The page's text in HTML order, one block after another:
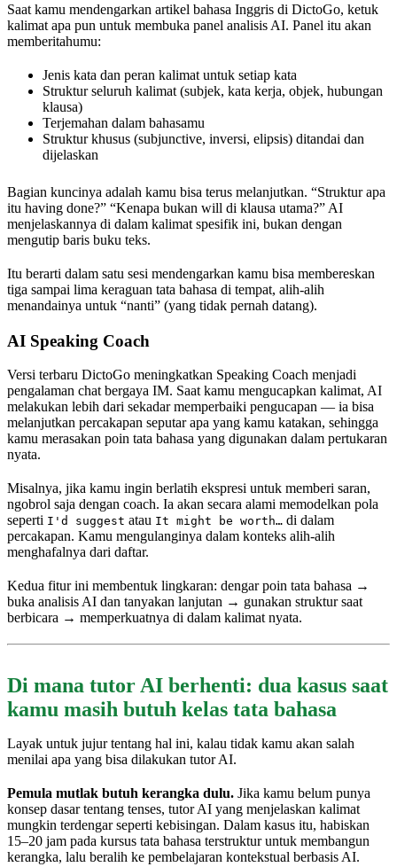
Saat kamu mendengarkan artikel bahasa Inggris di DictoGo, ketuk
kalimat apa pun untuk membuka panel analisis AI. Panel itu akan
memberitahumu:
Jenis kata dan peran kalimat untuk setiap kata
Struktur seluruh kalimat (subjek, kata kerja, objek, hubungan
klausa)
Terjemahan dalam bahasamu
Struktur khusus (subjunctive, inversi, elipsis) ditandai dan
dijelaskan
Bagian kuncinya adalah kamu bisa terus melanjutkan. “Struktur apa
itu having done?” “Kenapa bukan will di klausa utama?” AI
menjelaskannya di dalam kalimat spesifik ini, bukan dengan
mengutip baris buku teks.
Itu berarti dalam satu sesi mendengarkan kamu bisa membereskan
tiga sampai lima keraguan tata bahasa di tempat, alih-alih
menandainya untuk “nanti” (yang tidak pernah datang).
AI Speaking Coach
Versi terbaru DictoGo meningkatkan Speaking Coach menjadi
pengalaman chat bergaya IM. Saat kamu mengucapkan kalimat, AI
melakukan lebih dari sekadar memperbaiki pengucapan — ia bisa
melanjutkan percakapan seputar apa yang kamu katakan, sehingga
kamu merasakan poin tata bahasa yang digunakan dalam pertukaran
nyata.
Misalnya, jika kamu ingin berlatih ekspresi untuk memberi saran,
ngobrol saja dengan coach. Ia akan secara alami memodelkan pola
seperti I'd suggest atau It might be worth… di dalam
percakapan. Kamu mengulanginya dalam konteks alih-alih
menghafalnya dari daftar.
Kedua fitur ini membentuk lingkaran: dengar poin tata bahasa →
buka analisis AI dan tanyakan lanjutan → gunakan struktur saat
berbicara → memperkuatnya di dalam kalimat nyata.
Di mana tutor AI berhenti: dua kasus saat
kamu masih butuh kelas tata bahasa
Layak untuk jujur tentang hal ini, kalau tidak kamu akan salah
menilai apa yang bisa dilakukan tutor AI.
Pemula mutlak butuh kerangka dulu. Jika kamu belum punya
konsep dasar tentang tenses, tutor AI yang menjelaskan kalimat
mungkin terdengar seperti kebisingan. Dalam kasus itu, habiskan
15–20 jam pada kursus tata bahasa terstruktur untuk membangun
kerangka, lalu beralih ke pembelajaran kontekstual berbasis AI.